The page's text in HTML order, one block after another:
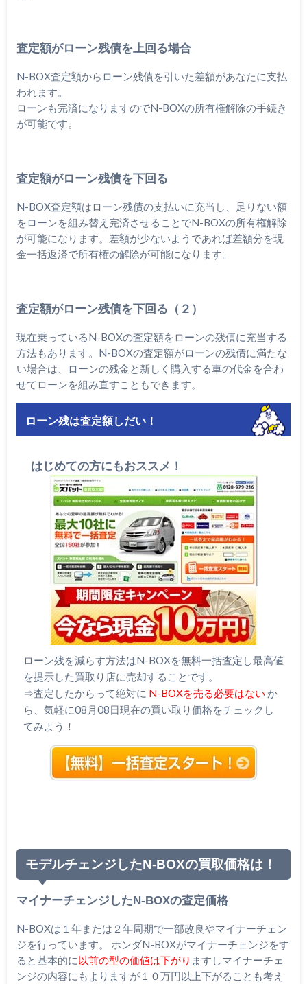
査定額がローン残債を上回る場合
N-BOX査定額からローン残債を引いた差額があなたに支払
われます。
ローンも完済になりますのでN-BOXの所有権解除の手続き
が可能です。
査定額がローン残債を下回る
N-BOX査定額はローン残債の支払いに充当し、足りない額
をローンを組み替え完済させることでN-BOXの所有権解除
が可能になります。差額が少ないようであれば差額分を現
金一括返済で所有権の解除が可能になります。
査定額がローン残債を下回る（２）
現在乗っているN-BOXの査定額をローンの残債に充当する
方法もあります。N-BOXの査定額がローンの残債に満たな
い場合は、ローンの残金と新しく購入する車の代金を合わ
せてローンを組み直すこともできます。
ローン残は査定額しだい！
はじめての方にもおススメ！
ローン残を減らす方法はN-BOXを無料一括査定し最高値
を提示した買取り店に売却することです。
⇒査定したからって絶対に N-BOXを売る必要はない か
ら、気軽に08月08日現在の買い取り価格をチェックし
てみよう！
モデルチェンジしたN-BOXの買取価格は！
マイナーチェンジしたN-BOXの査定価格
N-BOXは１年または２年周期で一部改良やマイナーチェン
ジを行っています。 ホンダN-BOXがマイナーチェンジをす
ると基本的に以前の型の価値は下がり ますしマイナーチェ
ンジの内容にもよりますが１０万円以上下がることも考え